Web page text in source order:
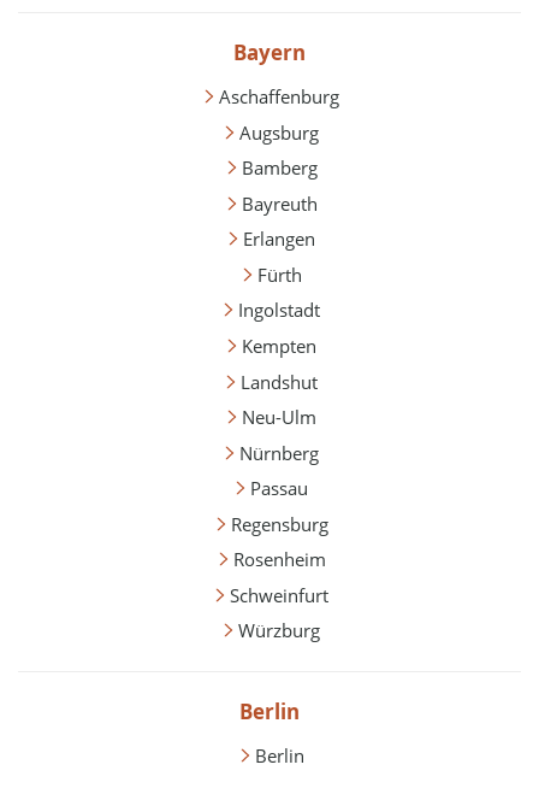
Bayern
Aschaffenburg
Augsburg
Bamberg
Bayreuth
Erlangen
Fürth
Ingolstadt
Kempten
Landshut
Neu-Ulm
Nürnberg
Passau
Regensburg
Rosenheim
Schweinfurt
Würzburg
Berlin
Berlin